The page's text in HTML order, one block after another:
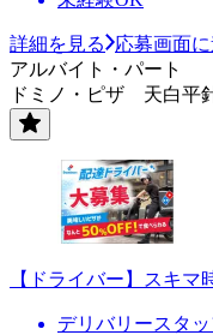
詳細を見る
応募画面
アルバイト・パート
ドミノ・ピザ 天白平
【ドライバー】スキ
デリバリースタッ